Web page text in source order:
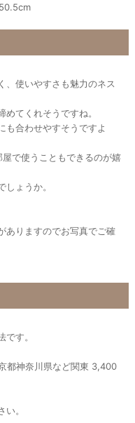
、使いやすさも魅力のネス
てくれそうですね。
も合わせやすそうですよ
で使うこともできるのが嬉
ょうか。
ありますのでお写真でご確
す。
都神奈川県など関東 3,400
い。